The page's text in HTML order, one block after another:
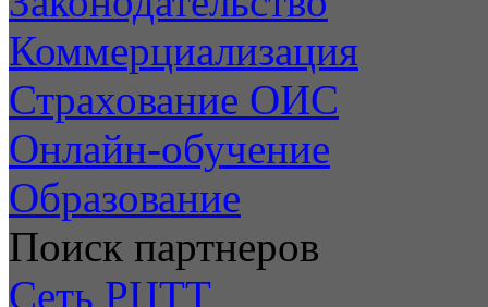
Коммерциализация
Страхование ОИС
Онлайн-обучение
Образование
Поиск партнеров
Сеть РЦТТ